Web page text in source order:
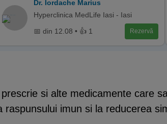
Dr. Iordache Marius
Hyperclinica MedLife Iasi - Iasi
📅 din 12.08 • 👍 1 Rezervă
si alte medicamente care
imun si la reducerea